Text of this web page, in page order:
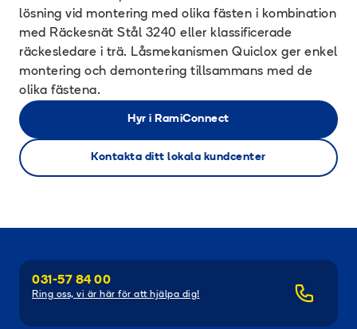
lösning vid montering med olika fästen i kombination
med Räckesnät Stål 3240 eller klassificerade
räckesledare i trä. Låsmekanismen Quiclox ger enkel
montering och demontering tillsammans med de
olika fästena.
Hyr i RamiConnect
Kontakta ditt lokala kundcenter
031-57 84 00
Ring oss, vi är här för att hjälpa dig!